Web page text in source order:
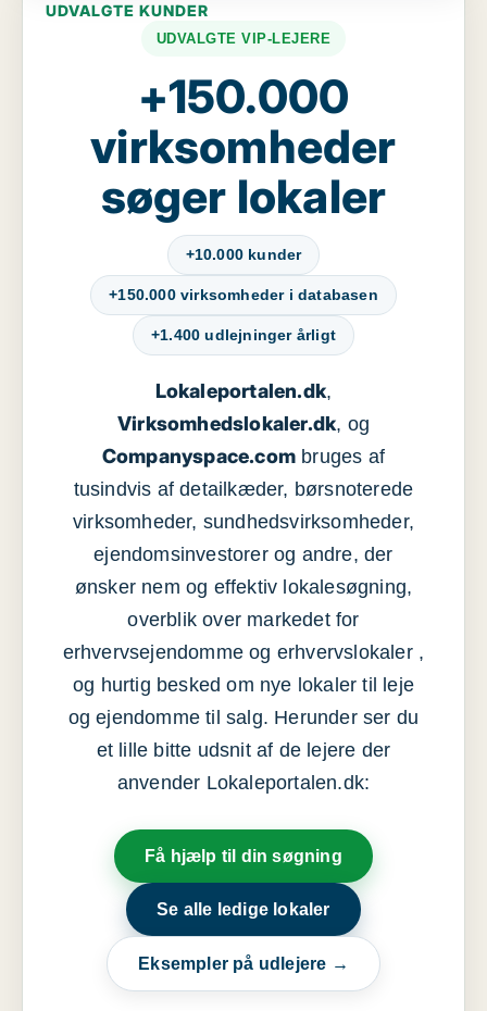
UDVALGTE KUNDER
UDVALGTE VIP-LEJERE
+150.000
virksomheder
søger lokaler
+10.000 kunder
+150.000 virksomheder i databasen
+1.400 udlejninger årligt
Lokaleportalen.dk,
Virksomhedslokaler.dk, og
Companyspace.com bruges af
tusindvis af detailkæder, børsnoterede
virksomheder, sundhedsvirksomheder,
ejendomsinvestorer og andre, der
ønsker nem og effektiv lokalesøgning,
overblik over markedet for
erhvervsejendomme og erhvervslokaler ,
og hurtig besked om nye lokaler til leje
og ejendomme til salg. Herunder ser du
et lille bitte udsnit af de lejere der
anvender Lokaleportalen.dk:
Få hjælp til din søgning
Se alle ledige lokaler
Eksempler på udlejere →